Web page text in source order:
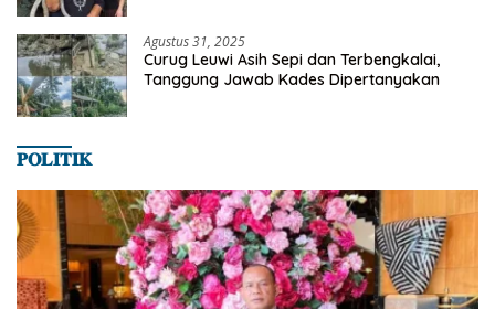
Agustus 31, 2025
Curug Leuwi Asih Sepi dan Terbengkalai,
Tanggung Jawab Kades Dipertanyakan
𝐏𝐎𝐋𝐈𝐓𝐈𝐊